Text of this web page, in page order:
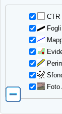
CTR
Fogli
Foto